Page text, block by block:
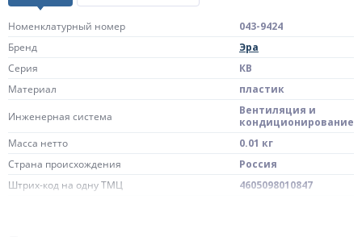
Номенклатурный номер
043-9424
Бренд
Эра
Серия
КВ
Материал
пластик
Инженерная система
Вентиляция и
кондиционирование
Масса нетто
0.01 кг
Страна происхождения
Россия
Штрих-код на одну ТМЦ
4605098010847